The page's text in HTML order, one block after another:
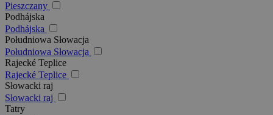
Pieszczany
Podhájska
Podhájska
Południowa Słowacja
Południowa Słowacja
Rajecké Teplice
Rajecké Teplice
Słowacki raj
Słowacki raj
Tatry